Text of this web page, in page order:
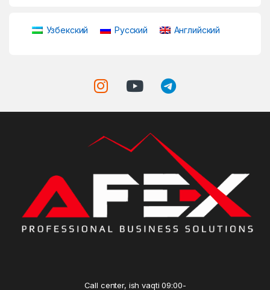
Узбекский Русский Английский
Call center, ish vaqti 09:00-